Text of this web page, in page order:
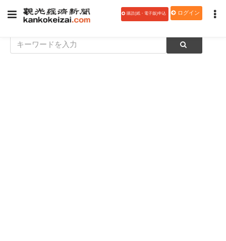
購読(紙・電子版)申込 ログイン